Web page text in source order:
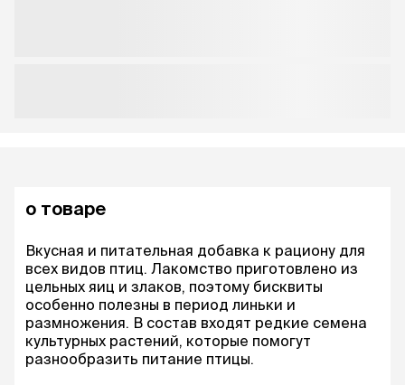
о товаре
Вкусная и питательная добавка к рациону для
всех видов птиц. Лакомство приготовлено из
цельных яиц и злаков, поэтому бисквиты
особенно полезны в период линьки и
размножения. В состав входят редкие семена
культурных растений, которые помогут
разнообразить питание птицы.